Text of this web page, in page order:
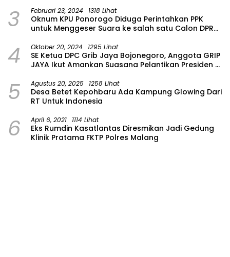
3 Februari 23, 2024 1318 Lihat
Oknum KPU Ponorogo Diduga Perintahkan PPK
untuk Menggeser Suara ke salah satu Calon DPRD
4 Oktober 20, 2024 1295 Lihat
SE Ketua DPC Grib Jaya Bojonegoro, Anggota GRIP
JAYA Ikut Amankan Suasana Pelantikan Presiden di
5 Agustus 20, 2025 1258 Lihat
Desa Betet Kepohbaru Ada Kampung Glowing Dari
RT Untuk Indonesia
6 April 6, 2021 1114 Lihat
Eks Rumdin Kasatlantas Diresmikan Jadi Gedung
Klinik Pratama FKTP Polres Malang